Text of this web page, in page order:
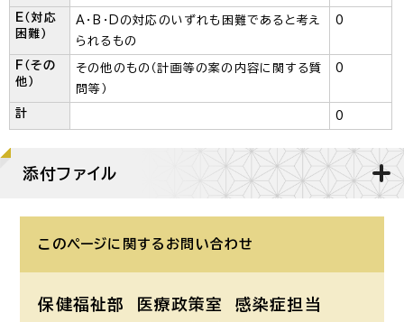
E（対応
困難）
A・B・Dの対応のいずれも困難であると考え
られるもの
0
F（その
他）
その他のもの（計画等の案の内容に関する質
問等）
0
計 0
添付ファイル
このページに関する お問い合わせ
保健福祉部 医療政策室 感染症担当